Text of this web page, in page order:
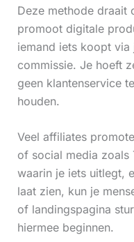
Deze methode draait
promoot digitale
iemand iets koopt
commissie. Je hoeft
geen klantenservice
houden.
Veel affiliates
of social media zoals
waarin je iets uitlegt,
laat zien, kun je
of landingspagina
hiermee beginnen.